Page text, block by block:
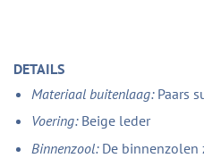
DETAILS
Materiaal buitenlaag: Paars
Voering:Beige leder
Binnenzool:De binnenzolen